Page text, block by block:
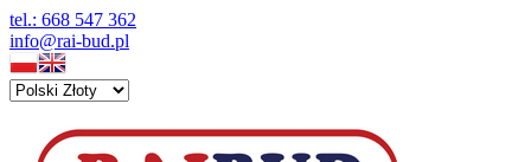
tel.: 668 547 362
info@rai-bud.pl